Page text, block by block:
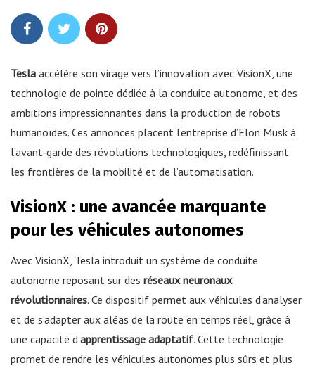
Tesla accélère son virage vers l’innovation avec VisionX, une
technologie de pointe dédiée à la conduite autonome, et des
ambitions impressionnantes dans la production de robots
humanoïdes. Ces annonces placent l’entreprise d’Elon Musk à
l’avant-garde des révolutions technologiques, redéfinissant
les frontières de la mobilité et de l’automatisation.
VisionX : une avancée marquante
pour les véhicules autonomes
Avec VisionX, Tesla introduit un système de conduite
autonome reposant sur des réseaux neuronaux
révolutionnaires. Ce dispositif permet aux véhicules d’analyser
et de s’adapter aux aléas de la route en temps réel, grâce à
une capacité d’apprentissage adaptatif. Cette technologie
promet de rendre les véhicules autonomes plus sûrs et plus